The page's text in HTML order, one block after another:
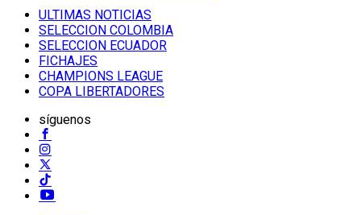
ULTIMAS NOTICIAS
SELECCION COLOMBIA
SELECCION ECUADOR
FICHAJES
CHAMPIONS LEAGUE
COPA LIBERTADORES
síguenos